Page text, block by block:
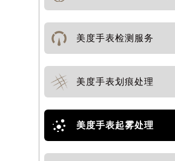
美度手表检测服务
美度手表划痕处理
美度手表起雾处理